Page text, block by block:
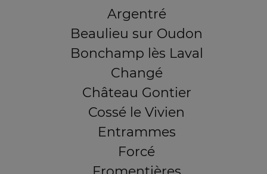
Argentré
Beaulieu sur Oudon
Bonchamp lès Laval
Changé
Château Gontier
Cossé le Vivien
Entrammes
Forcé